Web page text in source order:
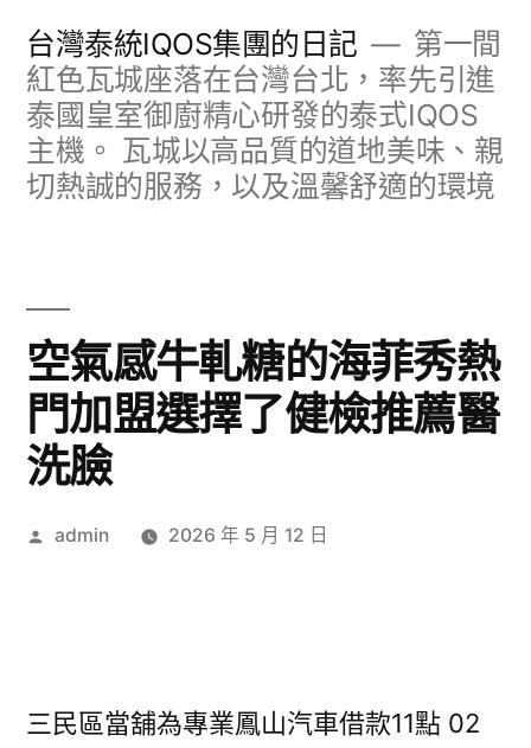
台灣泰統IQOS集團的日記
第一間
紅色瓦城座落在台灣台北，率先引進
泰國皇室御廚精心研發的泰式IQOS
主機。 瓦城以高品質的道地美味、親
切熱誠的服務，以及溫馨舒適的環境
空氣感牛軋糖的海菲秀熱
門加盟選擇了健檢推薦醫
洗臉
作
admin 2026 年 5 月 12 日
三民區當舖為專業鳳山汽車借款11點 02